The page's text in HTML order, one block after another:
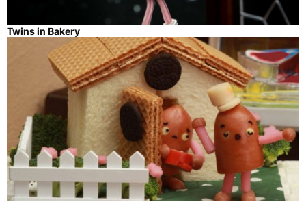
Twins in Bakery